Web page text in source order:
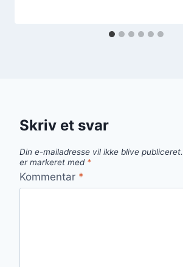
Skriv et svar
Din e-mailadresse vil ikke blive publiceret.
er markeret med *
Kommentar *